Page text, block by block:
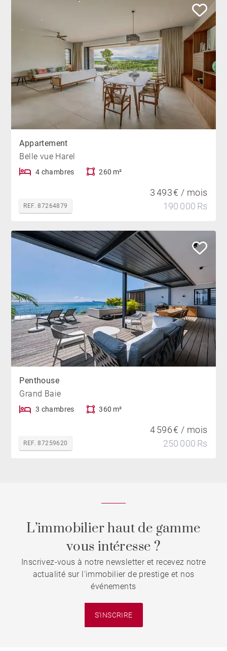
Appartement
Belle vue Harel
4 chambres 260 m²
REF. 87264879
3 493 € / mois
190 000 Rs
Penthouse
Grand Baie
3 chambres 360 m²
REF. 87259620
4 596 € / mois
250 000 Rs
L’immobilier haut de gamme
vous intéresse ?
Inscrivez-vous à notre newsletter et recevez notre
actualité sur l'immobilier de prestige et nos
événements
S'INSCRIRE